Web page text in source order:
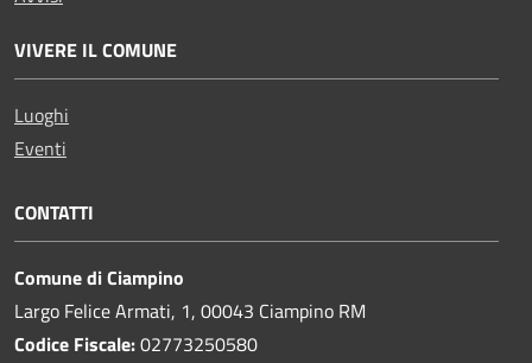
VIVERE IL COMUNE
Luoghi
Eventi
CONTATTI
Comune di Ciampino
Largo Felice Armati, 1, 00043 Ciampino RM
Codice Fiscale:02773250580